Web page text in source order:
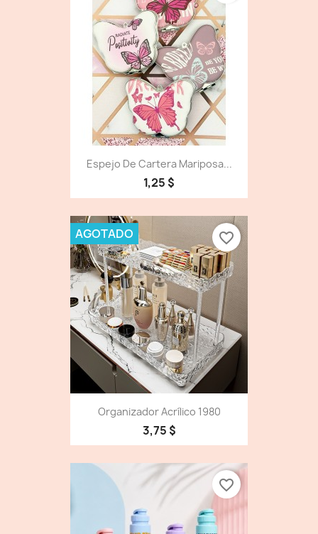
Espejo De Cartera Mariposa...
1,25 $
Organizador Acrílico 1980
3,75 $
AGOTADO favorite_border
favorite_border